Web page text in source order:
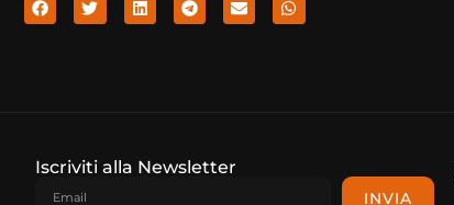
Iscriviti alla Newsletter
INVIA